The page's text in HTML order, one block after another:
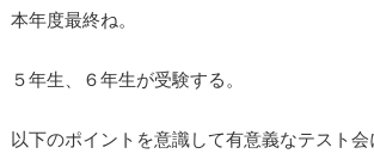
本年度最終ね。
５年生、６年生が受験する。
以下のポイントを意識して有意義なテスト会